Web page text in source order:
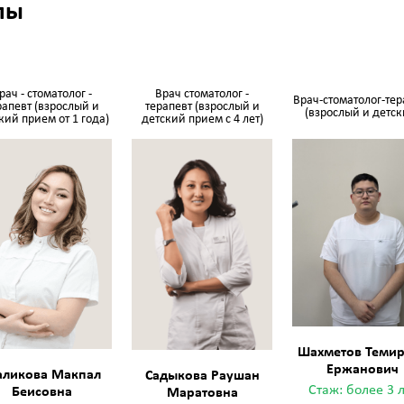
- стоматолог -
(взрослый и
прием от 1 года)
Макпал
Беисовна
Врач стоматолог -
терапевт (взрослый и
детский прием с 4 лет)
Садыкова Раушан
Маратовна
Врач-стоматолог-
(взрослый и
Шахметов
Ержанович
Стаж: более 3